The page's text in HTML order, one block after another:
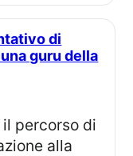
guru della
alla